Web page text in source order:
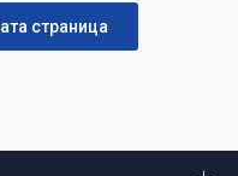
страница